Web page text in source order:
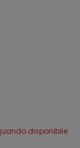
disponibile